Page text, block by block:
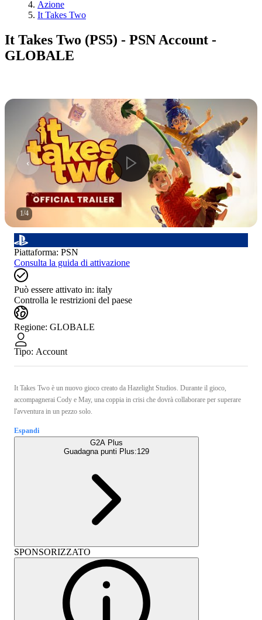
Azione
It Takes Two
It Takes Two (PS5) - PSN Account -
GLOBALE
1/4
Piattaforma: PSN
Consulta la guida di attivazione
Può essere attivato in: italy
Controlla le restrizioni del paese
Regione: GLOBALE
Tipo: Account
It Takes Two è un nuovo gioco creato da Hazelight Studios. Durante il gioco,
accompagnerai Cody e May, una coppia in crisi che dovrà collaborare per superare
l'avventura in un pezzo solo.
Espandi
G2A Plus
Guadagna punti Plus:129
SPONSORIZZATO